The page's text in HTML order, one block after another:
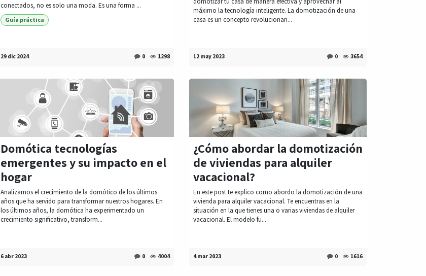
conectados, no es solo una moda. Es una forma ...
Guía práctica
29 dic 2024 0 1298
máximo la tecnología inteligente. La domotización de una
casa es un concepto revolucionari...
12 may 2023 0 3654
Domótica tecnologías
emergentes y su impacto en el
hogar
Analizamos el crecimiento de la domótico de los últimos
años que ha servido para transformar nuestros hogares. En
los últimos años, la domótica ha experimentado un
crecimiento significativo, transform...
6 abr 2023 0 4004
¿Cómo abordar la domotización
de viviendas para alquiler
vacacional?
En este post te explico como abordo la domotización de una
vivienda para alquiler vacacional. Te encuentras en la
situación en la que tienes una o varias viviendas de alquiler
vacacional. El modelo fu...
4 mar 2023 0 1616